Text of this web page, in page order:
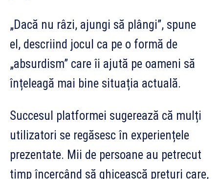
„Dacă nu râzi, ajungi să plângi”, spune
el, descriind jocul ca pe o formă de
„absurdism” care îi ajută pe oameni să
înțeleagă mai bine situația actuală.
Succesul platformei sugerează că mulți
utilizatori se regăsesc în experiențele
prezentate. Mii de persoane au petrecut
timp încercând să ghicească prețuri care,